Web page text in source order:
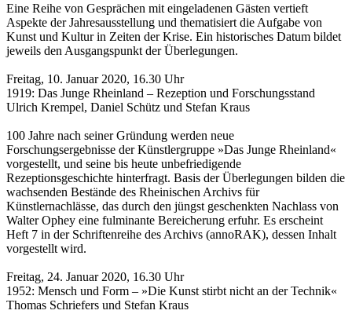
Eine Reihe von Gesprächen mit eingeladenen Gästen vertieft
Aspekte der Jahresausstellung und thematisiert die Aufgabe von
Kunst und Kultur in Zeiten der Krise. Ein historisches Datum bildet
jeweils den Ausgangspunkt der Überlegungen.
Freitag, 10. Januar 2020, 16.30 Uhr
1919: Das Junge Rheinland – Rezeption und Forschungsstand
Ulrich Krempel, Daniel Schütz und Stefan Kraus
100 Jahre nach seiner Gründung werden neue
Forschungsergebnisse der Künstlergruppe »Das Junge Rheinland«
vorgestellt, und seine bis heute unbefriedigende
Rezeptionsgeschichte hinterfragt. Basis der Überlegungen bilden die
wachsenden Bestände des Rheinischen Archivs für
Künstlernachlässe, das durch den jüngst geschenkten Nachlass von
Walter Ophey eine fulminante Bereicherung erfuhr. Es erscheint
Heft 7 in der Schriftenreihe des Archivs (annoRAK), dessen Inhalt
vorgestellt wird.
Freitag, 24. Januar 2020, 16.30 Uhr
1952: Mensch und Form – »Die Kunst stirbt nicht an der Technik«
Thomas Schriefers und Stefan Kraus